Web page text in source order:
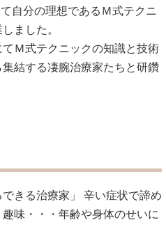
自分の理想であるＭ式テクニ
ました。
Ｍ式テクニックの知識と技術
結する凄腕治療家たちと研鑽
できる治療家」 辛い症状で諦め
味・・・年齢や身体のせいに